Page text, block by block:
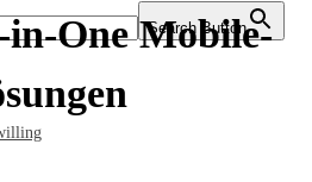
Search Button
One Mobile-